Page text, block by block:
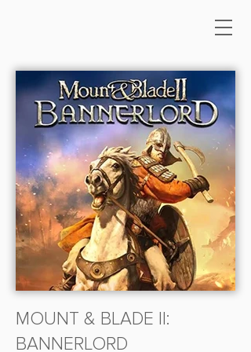
MOUNT & BLADE II:
BANNERLORD